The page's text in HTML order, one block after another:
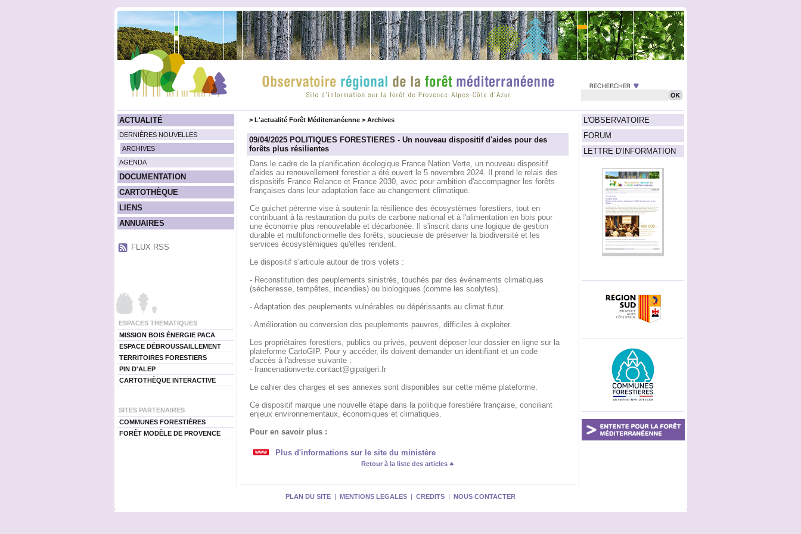
ACTUALITÉ
DERNIÈRES NOUVELLES
ARCHIVES
AGENDA
DOCUMENTATION
CARTOTHÈQUE
LIENS
ANNUAIRES
FLUX RSS
ESPACES THEMATIQUES
MISSION BOIS ÉNERGIE PACA
ESPACE DÉBROUSSAILLEMENT
TERRITOIRES FORESTIERS
PIN D'ALEP
CARTOTHÈQUE INTERACTIVE
SITES PARTENAIRES
COMMUNES FORESTIÈRES
FORÊT MODÈLE DE PROVENCE
L'OBSERVATOIRE
FORUM
LETTRE D'INFORMATION
> L'actualité Forêt Méditerranéenne> Archives
09/04/2025 POLITIQUES FORESTIERES - Un nouveau dispositif d'aides pour des
forêts plus résilientes
Dans le cadre de la planification écologique France Nation Verte, un nouveau dispositif
d'aides au renouvellement forestier a été ouvert le 5 novembre 2024. Il prend le relais des
dispositifs France Relance et France 2030, avec pour ambition d'accompagner les forêts
françaises dans leur adaptation face au changement climatique.
Ce guichet pérenne vise à soutenir la résilience des écosystèmes forestiers, tout en
contribuant à la restauration du puits de carbone national et à l'alimentation en bois pour
une économie plus renouvelable et décarbonée. Il s'inscrit dans une logique de gestion
durable et multifonctionnelle des forêts, soucieuse de préserver la biodiversité et les
services écosystémiques qu'elles rendent.
Le dispositif s'articule autour de trois volets :
- Reconstitution des peuplements sinistrés, touchés par des événements climatiques
(sécheresse, tempêtes, incendies) ou biologiques (comme les scolytes).
- Adaptation des peuplements vulnérables ou dépérissants au climat futur.
- Amélioration ou conversion des peuplements pauvres, difficiles à exploiter.
Les propriétaires forestiers, publics ou privés, peuvent déposer leur dossier en ligne sur la
plateforme CartoGIP. Pour y accéder, ils doivent demander un identifiant et un code
d'accès à l'adresse suivante :
- francenationverte.contact@gipatgeri.fr
Le cahier des charges et ses annexes sont disponibles sur cette même plateforme.
Ce dispositif marque une nouvelle étape dans la politique forestière française, conciliant
enjeux environnementaux, économiques et climatiques.
Pour en savoir plus :
Plus d'informations sur le site du ministère
Retour à la liste des articles
PLAN DU SITE | MENTIONS LEGALES | CREDITS | NOUS CONTACTER